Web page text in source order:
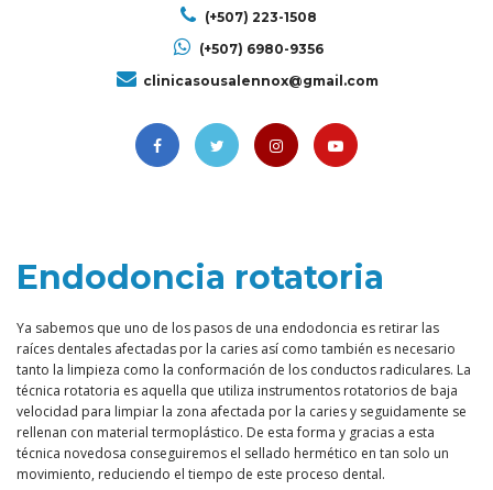
(+507) 223-1508
(+507) 6980-9356
clinicasousalennox@gmail.com
Endodoncia rotatoria
Ya sabemos que uno de los pasos de una endodoncia es retirar las
raíces dentales afectadas por la caries así como también es necesario
tanto la limpieza como la conformación de los conductos radiculares. La
técnica rotatoria es aquella que utiliza instrumentos rotatorios de baja
velocidad para limpiar la zona afectada por la caries y seguidamente se
rellenan con material termoplástico. De esta forma y gracias a esta
técnica novedosa conseguiremos el sellado hermético en tan solo un
movimiento, reduciendo el tiempo de este proceso dental.